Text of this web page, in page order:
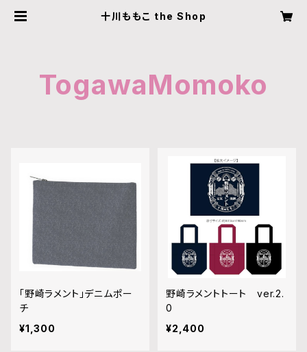
十川ももこ the Shop
TogawaMomoko
「野崎ラメント」デニムポー
チ
¥1,300
野崎ラメントトート ver.2.
0
¥2,400